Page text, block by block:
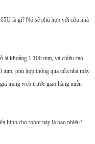
là gì? Nó sẽ phù hợp với cửa nhà
khoảng 1.100 mm, và chiều cao
phù hợp thông qua cửa nhà máy
trang web trước giao hàng miễn
hình cho robot này là bao nhiêu?